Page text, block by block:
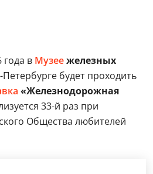
года в Музеежелезных
Петербурге будет проходить
«Железнодорожная
33-й раз при
Общества любителей